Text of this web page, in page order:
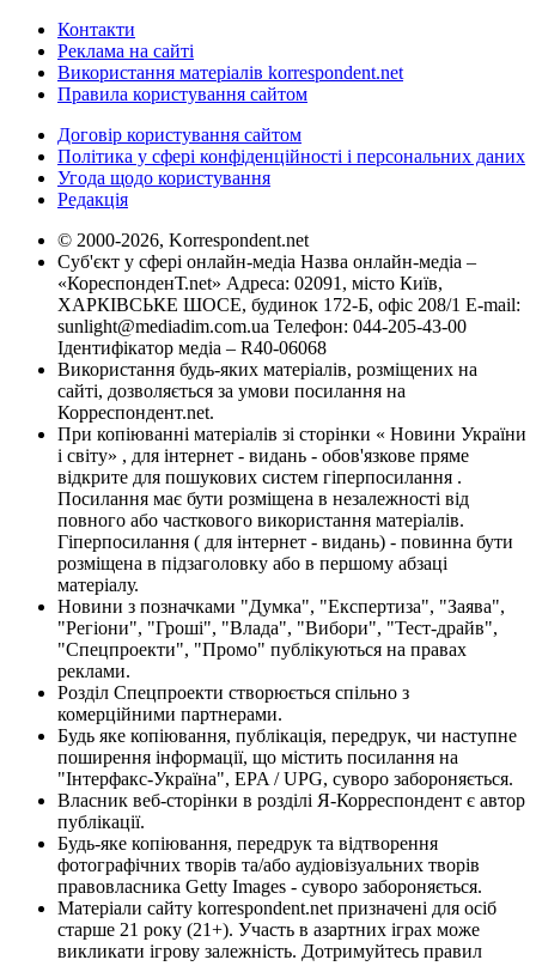
Контакти
Реклама на сайті
Використання матеріалів korrespondent.net
Правила користування сайтом
Договір користування сайтом
Політика у сфері конфіденційності і персональних даних
Угода щодо користування
Редакція
© 2000-2026, Korrespondent.net
Суб'єкт у сфері онлайн-медіа Назва онлайн-медіа –
«КореспонденТ.net» Адреса: 02091, місто Київ,
ХАРКІВСЬКЕ ШОСЕ, будинок 172-Б, офіс 208/1 E-mail:
sunlight@mediadim.com.ua Телефон: 044-205-43-00
Ідентифікатор медіа – R40-06068
Використання будь-яких матеріалів, розміщених на
сайті, дозволяється за умови посилання на
Корреспондент.net.
При копіюванні матеріалів зі сторінки « Новини України
і світу» , для інтернет - видань - обов'язкове пряме
відкрите для пошукових систем гіперпосилання .
Посилання має бути розміщена в незалежності від
повного або часткового використання матеріалів.
Гіперпосилання ( для інтернет - видань) - повинна бути
розміщена в підзаголовку або в першому абзаці
матеріалу.
Новини з позначками "Думка", "Експертиза", "Заява",
"Регіони", "Гроші", "Влада", "Вибори", "Тест-драйв",
"Спецпроекти", "Промо" публікуються на правах
реклами.
Розділ Спецпроекти створюється спільно з
комерційними партнерами.
Будь яке копіювання, публікація, передрук, чи наступне
поширення інформації, що містить посилання на
"Інтерфакс-Україна", EPA / UPG, суворо забороняється.
Власник веб-сторінки в розділі Я-Корреспондент є автор
публікації.
Будь-яке копіювання, передрук та відтворення
фотографічних творів та/або аудіовізуальних творів
правовласника Getty Images - суворо забороняється.
Матеріали сайту korrespondent.net призначені для осіб
старше 21 року (21+). Участь в азартних іграх може
викликати ігрову залежність. Дотримуйтесь правил